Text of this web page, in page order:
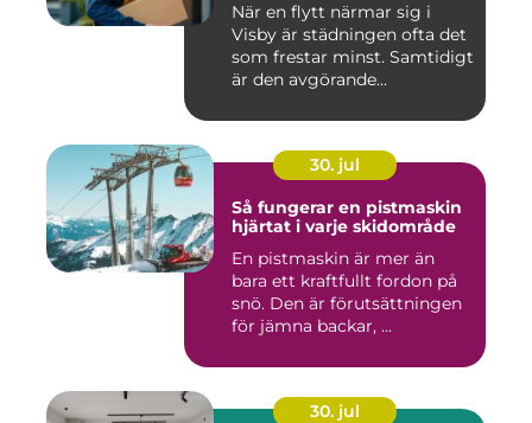
När en flytt närmar sig i
Visby är städningen ofta det
som frestar minst. Samtidigt
är den avgörande...
30. jul
Så fungerar en pistmaskin
hjärtat i varje skidområde
En pistmaskin är mer än
bara ett kraftfullt fordon på
snö. Den är förutsättningen
för jämna backar, ...
30. jul